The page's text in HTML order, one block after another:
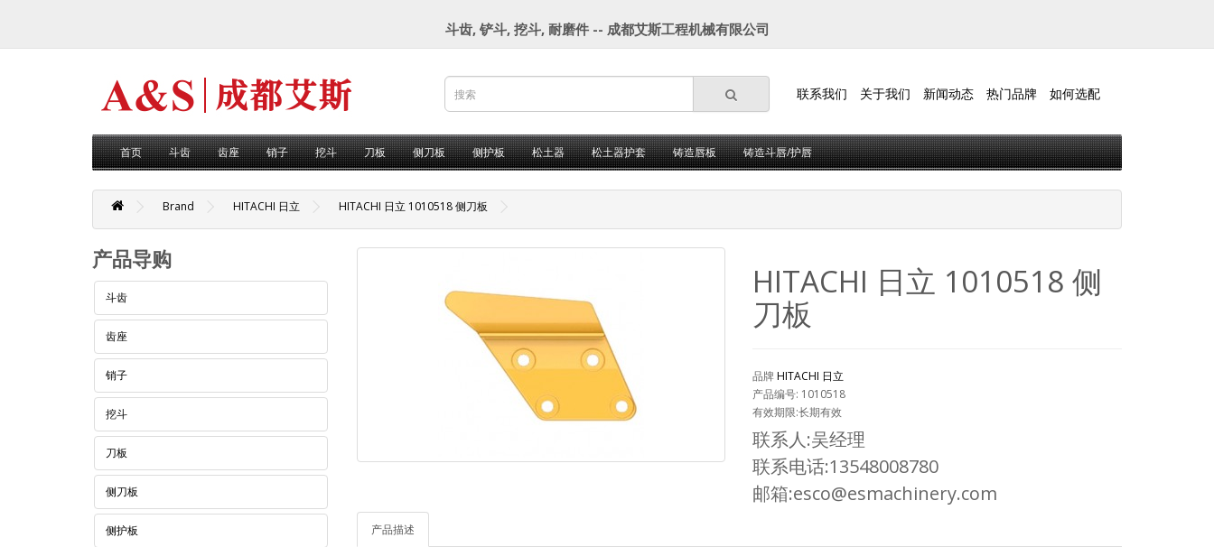
斗齿, 铲斗, 挖斗, 耐磨件 -- 成都艾斯工程机械有限公司
联系我们 关于我们 新闻动态 热门品牌 如何选配
首页 斗齿 齿座 销子 挖斗 刀板 侧刀板 侧护板 松土器 松土器护套 铸造唇板 铸造斗唇/护唇
Brand HITACHI 日立 HITACHI 日立 1010518 侧刀板
产品导购
斗齿
齿座
销子
挖斗
刀板
侧刀板
侧护板
HITACHI 日立 1010518 侧
刀板
品牌HITACHI 日立
产品编号: 1010518
有效期限:长期有效
联系人:吴经理
联系电话:13548008780
邮箱:esco@esmachinery.com
产品描述